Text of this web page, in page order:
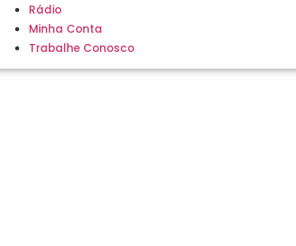
Rádio
Minha Conta
Trabalhe Conosco